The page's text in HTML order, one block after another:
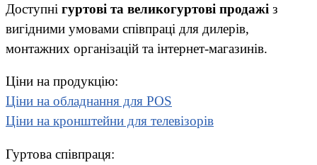
Доступні гуртові та великогуртові продажі з
вигідними умовами співпраці для дилерів,
монтажних організацій та інтернет-магазинів.
Ціни на продукцію:
Ціни на обладнання для POS
Ціни на кронштейни для телевізорів
Гуртова співпраця: